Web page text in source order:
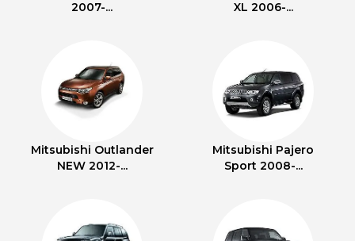
2007-...
XL 2006-...
Mitsubishi Outlander
NEW 2012-...
Mitsubishi Pajero
Sport 2008-...